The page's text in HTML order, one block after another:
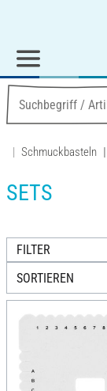
Schmuckbasteln
SETS
FILTER
SORTIEREN